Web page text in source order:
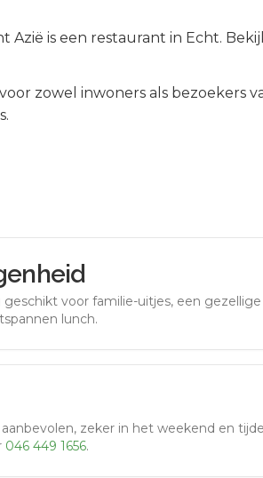
Azië is een restaurant in Echt.
zowel inwoners als bezoekers
voor familie-uitjes, een
lunch.
zeker in het weekend en
046 449 1656.